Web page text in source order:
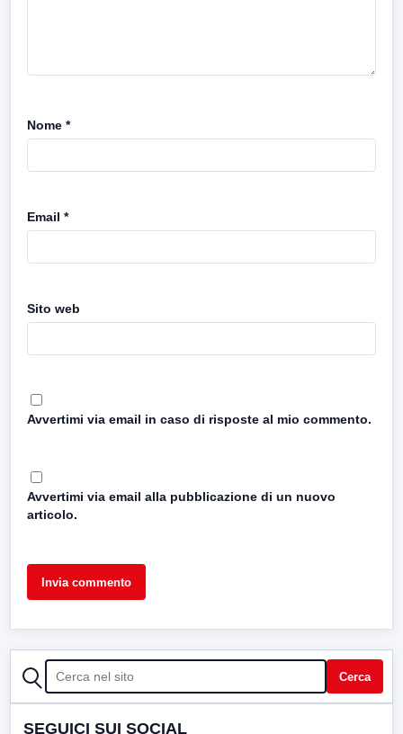
Nome *
Email *
Sito web
Avvertimi via email in caso di risposte al mio commento.
Avvertimi via email alla pubblicazione di un nuovo
articolo.
CERCA Cerca
SEGUICI SUI SOCIAL